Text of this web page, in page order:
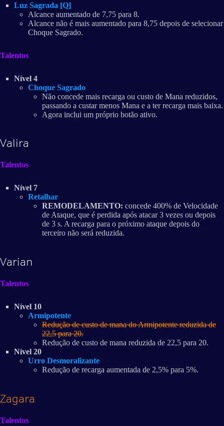
Luz Sagrada [Q]
Alcance aumentado de 7,75 para 8.
Alcance não é mais aumentado para 8,75 depois de selecionar
Choque Sagrado.
Talentos
Nível 4
Choque Sagrado
Não concede mais recarga ou custo de Mana reduzidos,
passando a custar menos Mana e a ter recarga mais baixa.
Agora inclui um próprio botão ativo.
Valira
Talentos
Nível 7
Retalhar
REMODELAMENTO: concede 400% de Velocidade
de Ataque, que é perdida após atacar 3 vezes ou depois
de 3 s. A recarga para o próximo ataque depois do
terceiro não será reduzida.
Varian
Talentos
Nível 10
Armipotente
Redução de custo de mana do Armipotente reduzida de
22,5 para 20.
Redução de custo de mana reduzida de 22,5 para 20.
Nível 20
Urro Desmoralizante
Redução de recarga aumentada de 2,5% para 5%.
Zagara
Talentos